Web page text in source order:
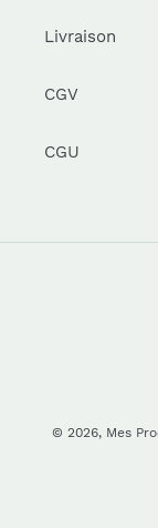
Livraison
CGV
CGU
© 2026, Mes